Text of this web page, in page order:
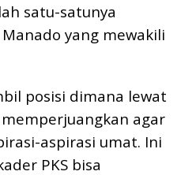
satu-satunya
yang mewakili
posisi dimana lewat
agar
aspirasi umat. Ini
PKS bisa